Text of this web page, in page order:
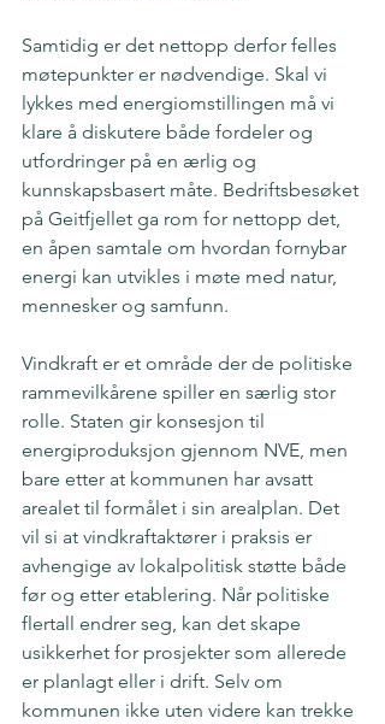
Samtidig er det nettopp derfor felles
møtepunkter er nødvendige. Skal vi
lykkes med energiomstillingen må vi
klare å diskutere både fordeler og
utfordringer på en ærlig og
kunnskapsbasert måte. Bedriftsbesøket
på Geitfjellet ga rom for nettopp det,
en åpen samtale om hvordan fornybar
energi kan utvikles i møte med natur,
mennesker og samfunn.
Vindkraft er et område der de politiske
rammevilkårene spiller en særlig stor
rolle. Staten gir konsesjon til
energiproduksjon gjennom NVE, men
bare etter at kommunen har avsatt
arealet til formålet i sin arealplan. Det
vil si at vindkraftaktører i praksis er
avhengige av lokalpolitisk støtte både
før og etter etablering. Når politiske
flertall endrer seg, kan det skape
usikkerhet for prosjekter som allerede
er planlagt eller i drift. Selv om
kommunen ikke uten videre kan trekke